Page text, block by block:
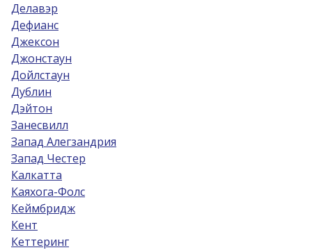
Делавэр
Дефианс
Джексон
Джонстаун
Дойлстаун
Дублин
Дэйтон
Занесвилл
Запад Алегзандрия
Запад Честер
Калкатта
Каяхога-Фолс
Кеймбридж
Кент
Кеттеринг